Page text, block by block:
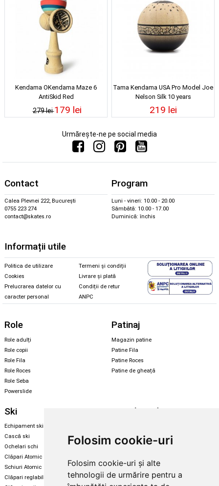
Folosim cookie-uri
Folosim cookie-uri și alte
tehnologii de urmărire pentru a
Kendama OKendama Maze 6
AntiSkid Red
279 lei179 lei
Tama Kendama USA Pro Model Joe
Nelson Silk 10 years
219 lei
Urmărește-ne pe social media
Contact
Calea Plevnei 222, București
0755 223 274
contact@skates.ro
Program
Luni - vineri: 10.00 - 20.00
Sâmbătă: 10.00 - 17.00
Duminică: închis
Informații utile
Politica de utilizare
Cookies
Prelucrarea datelor cu
caracter personal
Termeni și condiții
Livrare și plată
Condiții de retur
ANPC
Role
Role adulți
Role copii
Role Fila
Role Roces
Role Seba
Powerslide
Patinaj
Magazin patine
Patine Fila
Patine Roces
Patine de gheață
Ski
Echipament ski
Cască ski
Ochelari schi
Clăpari Atomic
Schiuri Atomic
Clăpari reglabili
Snowboard
Echipament snowboard
Legături Rome SDS
Skate & longboard